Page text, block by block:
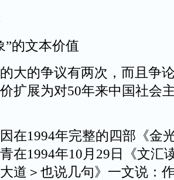
文本价值
的争议有两次，而且争
扩展为对50年来中国社会
1994年完整的四部《金
在1994年10月29日《文汇
大道＞也说几句》一文说：